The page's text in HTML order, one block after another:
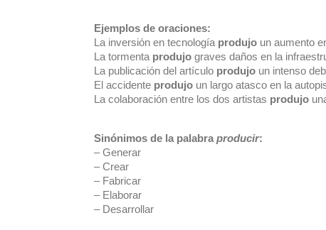
Ejemplos de oraciones:
La inversión en tecnología produjo un aumento
La tormenta produjo graves daños en la
La publicación del artículo produjo un intenso
El accidente produjo un largo atasco en la
La colaboración entre los dos artistas produjo
Sinónimos de la palabra producir:
– Generar
– Crear
– Fabricar
– Elaborar
– Desarrollar